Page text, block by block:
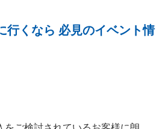
行くなら 必見のイベント情